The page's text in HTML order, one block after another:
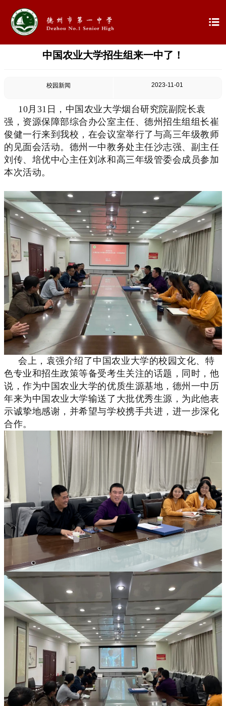

中国农业大学招生组来一中了！
校园新闻 2023-11-01
10月31日，中国农业大学烟台研究院副院长袁
强，资源保障部综合办公室主任、德州招生组组长崔
俊健一行来到我校，在会议室举行了与高三年级教师
的见面会活动。德州一中教务处主任沙志强、副主任
刘传、培优中心主任刘冰和高三年级管委会成员参加
本次活动。
会上，袁强介绍了中国农业大学的校园文化、特
色专业和招生政策等备受考生关注的话题，同时，他
说，作为中国农业大学的优质生源基地，德州一中历
年来为中国农业大学输送了大批优秀生源，为此他表
示诚挚地感谢，并希望与学校携手共进，进一步深化
合作。
学校概况
 信息公开
 教学教研
 最新公告
 科学技术实验校